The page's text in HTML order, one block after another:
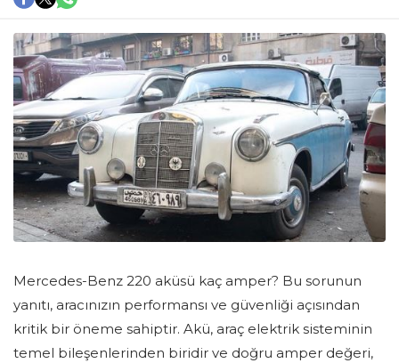
Mercedes-Benz 220 aküsü kaç amper? Bu sorunun
yanıtı, aracınızın performansı ve güvenliği açısından
kritik bir öneme sahiptir. Akü, araç elektrik sisteminin
temel bileşenlerinden biridir ve doğru amper değeri,